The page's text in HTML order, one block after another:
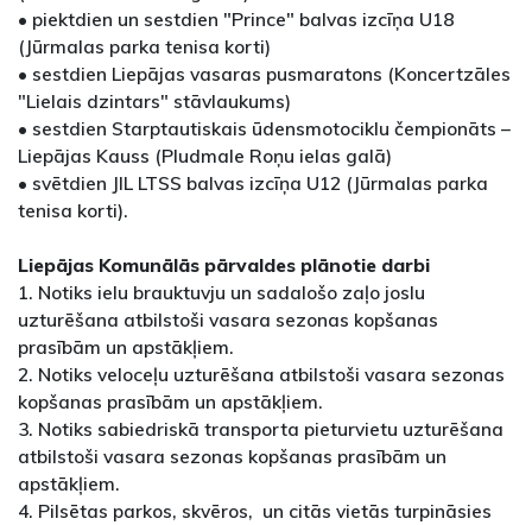
• piektdien un sestdien "Prince" balvas izcīņa U18
(Jūrmalas parka tenisa korti)
• sestdien Liepājas vasaras pusmaratons (Koncertzāles
"Lielais dzintars" stāvlaukums)
• sestdien Starptautiskais ūdensmotociklu čempionāts –
Liepājas Kauss (Pludmale Roņu ielas galā)
• svētdien JIL LTSS balvas izcīņa U12 (Jūrmalas parka
tenisa korti).
Liepājas Komunālās pārvaldes plānotie darbi
1. Notiks ielu brauktuvju un sadalošo zaļo joslu
uzturēšana atbilstoši vasara sezonas kopšanas
prasībām un apstākļiem.
2. Notiks veloceļu uzturēšana atbilstoši vasara sezonas
kopšanas prasībām un apstākļiem.
3. Notiks sabiedriskā transporta pieturvietu uzturēšana
atbilstoši vasara sezonas kopšanas prasībām un
apstākļiem.
4. Pilsētas parkos, skvēros, un citās vietās turpināsies